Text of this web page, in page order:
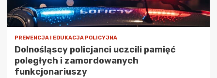
PREWENCJA I EDUKACJA POLICYJNA
Dolnośląscy policjanci uczcili pamięć
poległych i zamordowanych
funkcjonariuszy